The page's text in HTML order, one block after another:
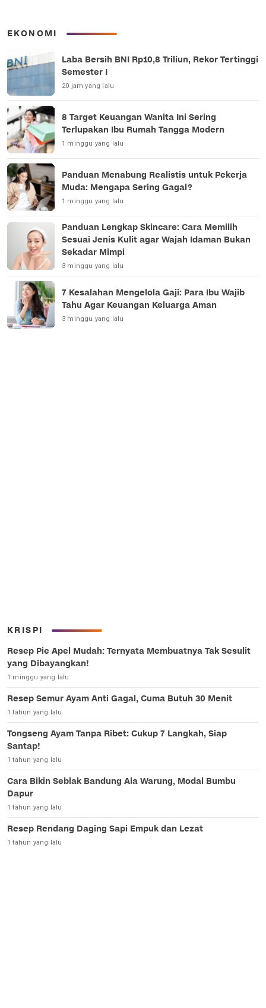
EKONOMI
Laba Bersih BNI Rp10,8 Triliun, Rekor Tertinggi
Semester I
20 jam yang lalu
8 Target Keuangan Wanita Ini Sering
Terlupakan Ibu Rumah Tangga Modern
1 minggu yang lalu
Panduan Menabung Realistis untuk Pekerja
Muda: Mengapa Sering Gagal?
1 minggu yang lalu
Panduan Lengkap Skincare: Cara Memilih
Sesuai Jenis Kulit agar Wajah Idaman Bukan
Sekadar Mimpi
3 minggu yang lalu
7 Kesalahan Mengelola Gaji: Para Ibu Wajib
Tahu Agar Keuangan Keluarga Aman
3 minggu yang lalu
KRISPI
Resep Pie Apel Mudah: Ternyata Membuatnya Tak Sesulit
yang Dibayangkan!
1 minggu yang lalu
Resep Semur Ayam Anti Gagal, Cuma Butuh 30 Menit
1 tahun yang lalu
Tongseng Ayam Tanpa Ribet: Cukup 7 Langkah, Siap
Santap!
1 tahun yang lalu
Cara Bikin Seblak Bandung Ala Warung, Modal Bumbu
Dapur
1 tahun yang lalu
Resep Rendang Daging Sapi Empuk dan Lezat
1 tahun yang lalu